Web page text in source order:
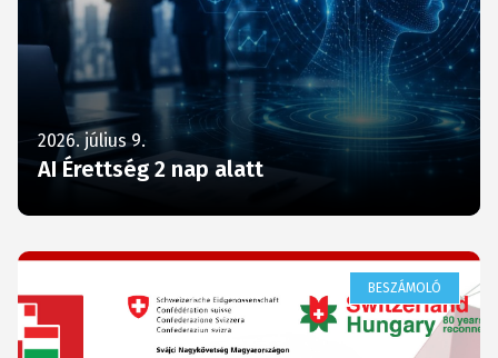
2026. július 9.
AI Érettség 2 nap alatt